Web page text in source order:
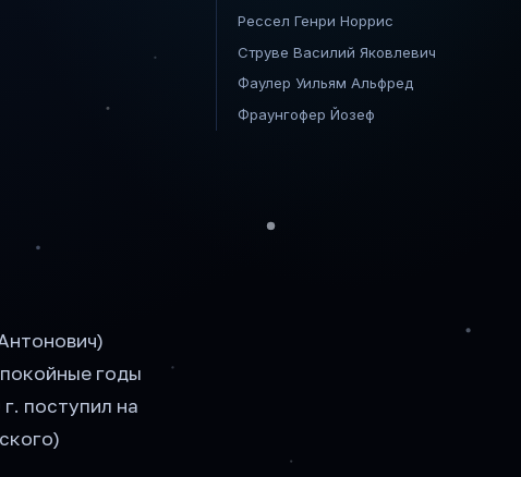
годы
поступил на
Рессел Генри Норрис
Струве Василий Яковлевич
Фаулер Уильям Альфред
Фраунгофер Йозеф